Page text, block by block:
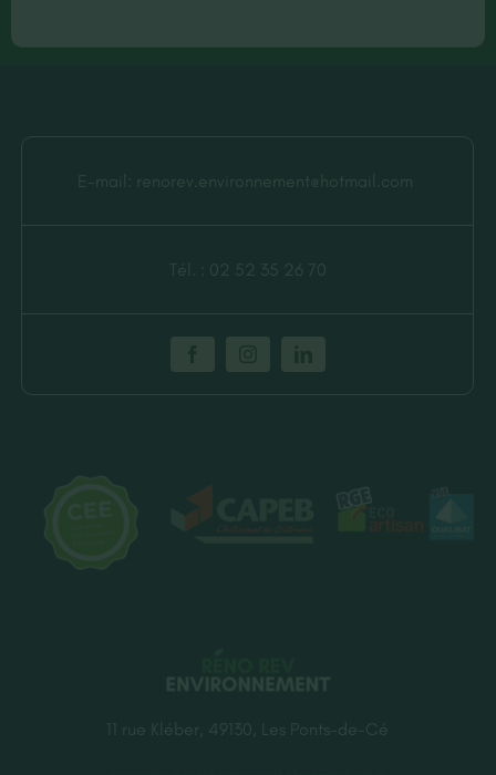
E-mail: renorev.environnement@hotmail.com
Tél. : 02 52 35 26 70
11 rue Kléber, 49130, Les Ponts-de-Cé